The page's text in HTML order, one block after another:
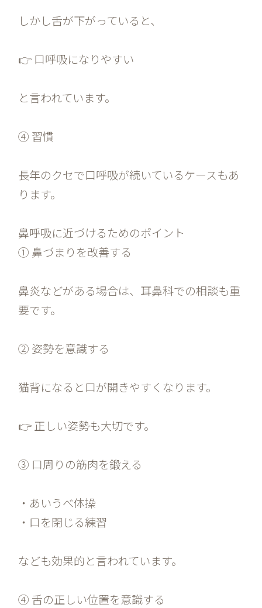
しかし舌が下がっていると、
👉 口呼吸になりやすい
と言われています。
④ 習慣
長年のクセで口呼吸が続いているケースもあ
ります。
鼻呼吸に近づけるためのポイント
① 鼻づまりを改善する
鼻炎などがある場合は、耳鼻科での相談も重
要です。
② 姿勢を意識する
猫背になると口が開きやすくなります。
👉 正しい姿勢も大切です。
③ 口周りの筋肉を鍛える
・あいうべ体操
・口を閉じる練習
なども効果的と言われています。
④ 舌の正しい位置を意識する